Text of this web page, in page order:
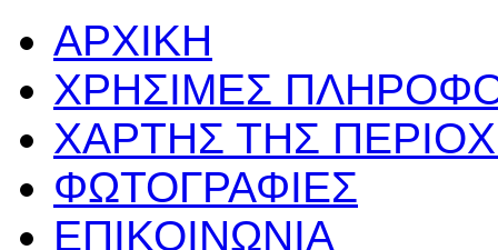
ΑΡΧΙΚΗ
ΧΡΗΣΙΜΕΣ
ΧΑΡΤΗΣ ΤΗΣ
ΦΩΤΟΓΡΑΦΙΕΣ
ΕΠΙΚΟΙΝΩΝΙΑ